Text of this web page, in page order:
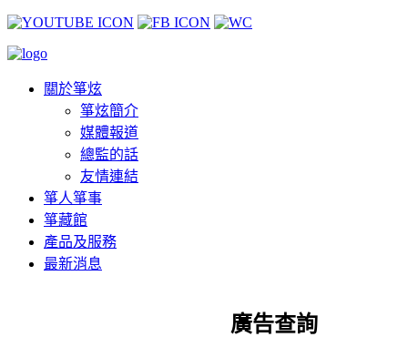
關於箏炫
箏炫簡介
媒體報道
總監的話
友情連結
箏人箏事
箏藏館
產品及服務
最新消息
廣告查詢